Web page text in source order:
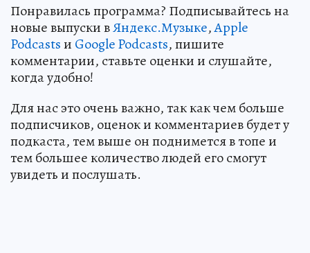
Понравилась программа? Подписывайтесь на
новые выпуски вЯндекс.Музыке,Apple
Podcastsи Google Podcasts, пишите
комментарии, ставьте оценки и слушайте,
когда удобно!
Для нас это очень важно, так как чем больше
подписчиков, оценок и комментариев будет у
подкаста, тем выше он поднимется в топе и
тем большее количество людей его смогут
увидеть и послушать.